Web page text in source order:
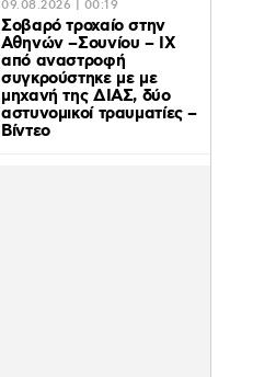
09.08.2026 | 00:19
Σοβαρό τροχαίο στην
Αθηνών –Σουνίου – ΙΧ
από αναστροφή
συγκρούστηκε με με
μηχανή της ΔΙΑΣ, δύο
αστυνομικοί τραυματίες –
Βίντεο